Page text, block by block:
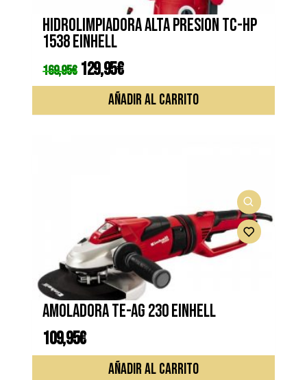
Hidrolimpiadora alta presion TC-HP
1538 EINHELL
169,95€ El
precio
original
129,95€El
precio
actual
es:
129,95€.
AÑADIR AL CARRITO
Amoladora TE-AG 230 EINHELL
109,95€
AÑADIR AL CARRITO